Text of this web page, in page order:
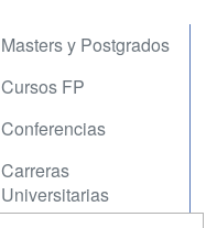
Masters y Postgrados
Cursos FP
Conferencias
Carreras
Universitarias